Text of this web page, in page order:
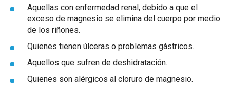
Aquellas con enfermedad renal, debido a que el
exceso de magnesio se elimina del cuerpo por medio
de los riñones.
Quienes tienen úlceras o problemas gástricos.
Aquellos que sufren de deshidratación.
Quienes son alérgicos al cloruro de magnesio.